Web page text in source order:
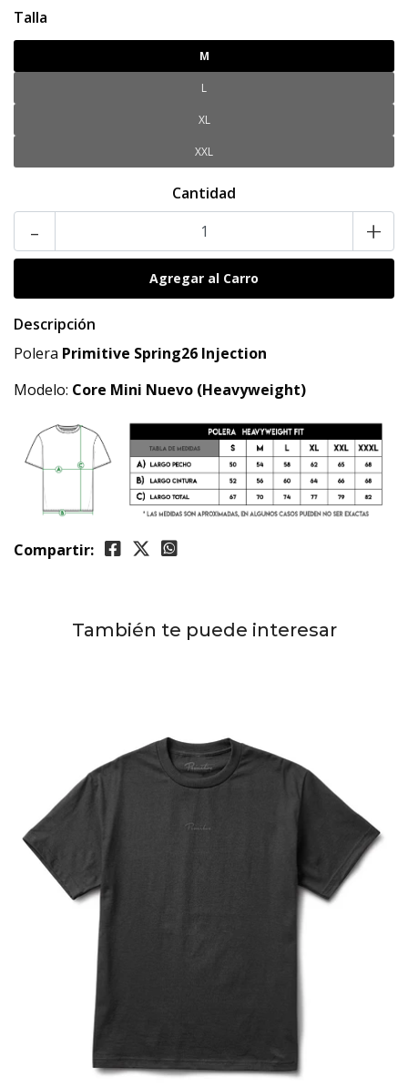
Talla
M
L
XL
XXL
Cantidad
- +
Descripción
Polera Primitive Spring26 Injection
Modelo: Core Mini Nuevo (Heavyweight)
Compartir:
También te puede interesar